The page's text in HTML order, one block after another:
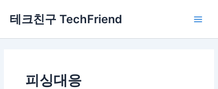
로
테크친구 TechFriend
피싱대응